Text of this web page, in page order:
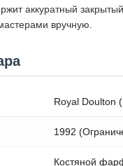
аккуратный
вручную.
Royal Doulton
1992
Костяной